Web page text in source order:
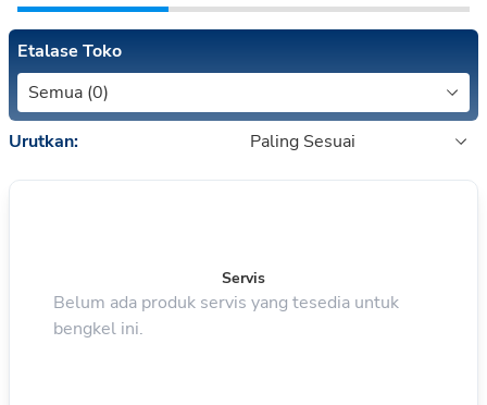
Etalase Toko
Semua (0)
Urutkan: Paling Sesuai
Servis
Belum ada produk servis yang tesedia untuk
bengkel ini.